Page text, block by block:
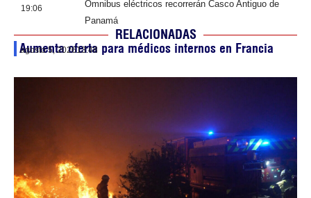
19:06
Ómnibus eléctricos recorrerán Casco Antiguo de
Panamá
RELACIONADAS
Aumenta oferta para médicos internos en Francia
agosto 5, 202613:48